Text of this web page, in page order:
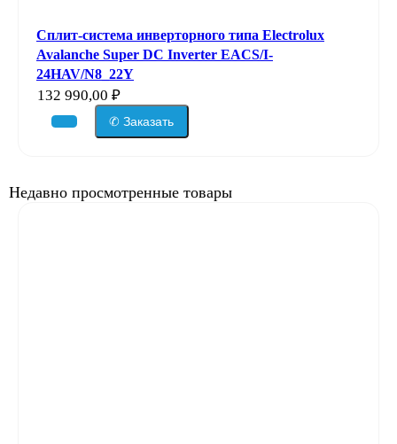
Сплит-система инверторного типа Electrolux
Avalanche Super DC Inverter EACS/I-
24HAV/N8_22Y
132 990,00 ₽
✆ Заказать
Недавно просмотренные товары